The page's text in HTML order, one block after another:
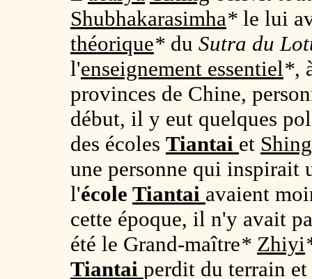
Shubhakarasimha* le lui
théorique* du Sutra du
l'enseignement essentiel*,
provinces de Chine,
début, il y eut quelques
des écoles Tiantai et
une personne qui inspirait
l'école Tiantai avaient
cette époque, il n'y avait
été le Grand-maître* Zhiyi
Tiantai perdit du terrain